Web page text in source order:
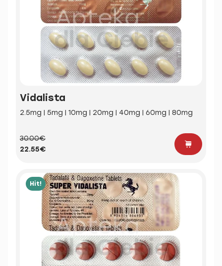
Vidalista
2.5mg | 5mg | 10mg | 20mg | 40mg | 60mg | 80mg
30.00€
22.55€
Hit!